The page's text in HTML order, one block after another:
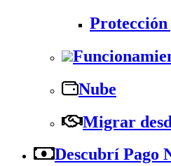
Nube
Migrar
Descubrí Pago